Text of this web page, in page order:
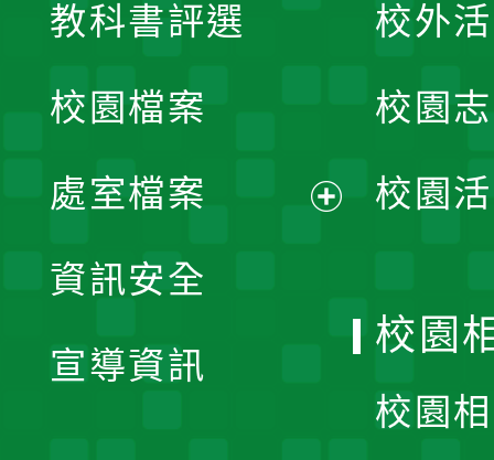
單
教科書評選
校園檔案
處室檔案
資訊安全
宣導資訊
校外
校園
校園
校園
校園